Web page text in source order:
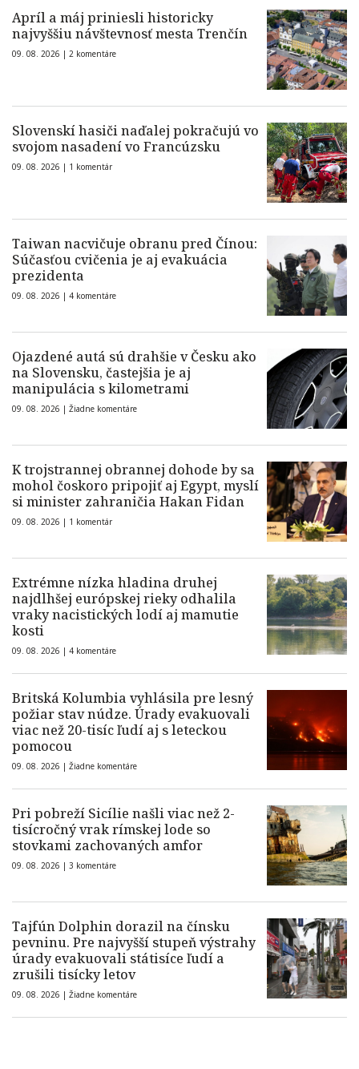
Apríl a máj priniesli historicky
najvyššiu návštevnosť mesta Trenčín
09. 08. 2026 | 2 komentáre
Slovenskí hasiči naďalej pokračujú vo
svojom nasadení vo Francúzsku
09. 08. 2026 | 1 komentár
Taiwan nacvičuje obranu pred Čínou:
Súčasťou cvičenia je aj evakuácia
prezidenta
09. 08. 2026 | 4 komentáre
Ojazdené autá sú drahšie v Česku ako
na Slovensku, častejšia je aj
manipulácia s kilometrami
09. 08. 2026 | Žiadne komentáre
K trojstrannej obrannej dohode by sa
mohol čoskoro pripojiť aj Egypt, myslí
si minister zahraničia Hakan Fidan
09. 08. 2026 | 1 komentár
Extrémne nízka hladina druhej
najdlhšej európskej rieky odhalila
vraky nacistických lodí aj mamutie
kosti
09. 08. 2026 | 4 komentáre
Britská Kolumbia vyhlásila pre lesný
požiar stav núdze. Úrady evakuovali
viac než 20-tisíc ľudí aj s leteckou
pomocou
09. 08. 2026 | Žiadne komentáre
Pri pobreží Sicílie našli viac než 2-
tisícročný vrak rímskej lode so
stovkami zachovaných amfor
09. 08. 2026 | 3 komentáre
Tajfún Dolphin dorazil na čínsku
pevninu. Pre najvyšší stupeň výstrahy
úrady evakuovali státisíce ľudí a
zrušili tisícky letov
09. 08. 2026 | Žiadne komentáre